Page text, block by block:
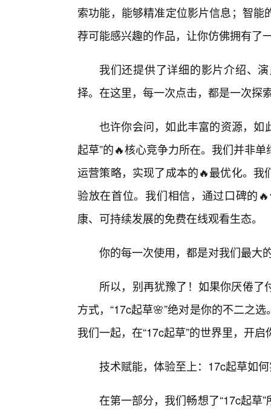
索功能，能够精准定位影片信息；智
荐可能感兴趣的作品，让你仿佛拥有了
我们还提供了详细的影片介绍、
择。在这里，每一次点击，都是一次探
也许你会问，如此丰富的资源，如
起草”的🔥核心竞争力所在。我们并非
运营策略，实现了成本的🔥最优化。
验放在首位。我们相信，通过口碑的
康、可持续发展的免费在线观看生态。
你的每一次使用，都是对我们最大
所以，别再犹豫了！如果你厌倦
方式，“17c起草🌸”绝对是你的不二之
我们一起，在“17c起草”的世界里，开
技术赋能，体验至上：17c起草如
在第一部分，我们畅想了“17c起草